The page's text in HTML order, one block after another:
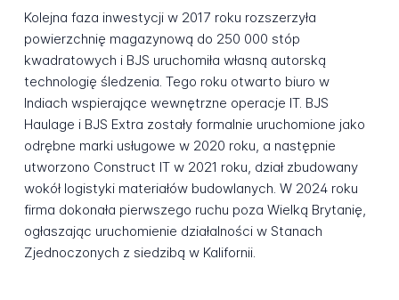
Kolejna faza inwestycji w 2017 roku rozszerzyła
powierzchnię magazynową do 250 000 stóp
kwadratowych i BJS uruchomiła własną autorską
technologię śledzenia. Tego roku otwarto biuro w
Indiach wspierające wewnętrzne operacje IT. BJS
Haulage i BJS Extra zostały formalnie uruchomione jako
odrębne marki usługowe w 2020 roku, a następnie
utworzono Construct IT w 2021 roku, dział zbudowany
wokół logistyki materiałów budowlanych. W 2024 roku
firma dokonała pierwszego ruchu poza Wielką Brytanię,
ogłaszając uruchomienie działalności w Stanach
Zjednoczonych z siedzibą w Kalifornii.